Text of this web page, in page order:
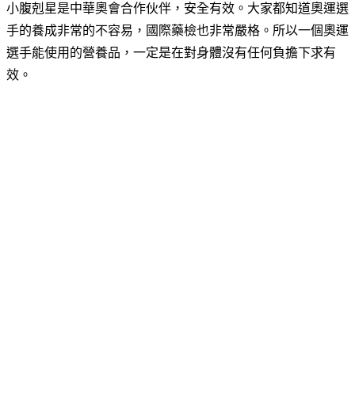
小腹剋星是中華奧會合作伙伴，安全有效。大家都知道奧運選
手的養成非常的不容易，國際藥檢也非常嚴格。所以一個奧運
選手能使用的營養品，一定是在對身體沒有任何負擔下求有
效。